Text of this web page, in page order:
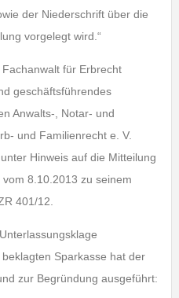
der Niederschrift über die
vorgelegt wird.“
für Erbrecht
geschäftsführendes
Anwalts-, Notar- und
und Familienrecht e. V.
Hinweis auf die Mitteilung
8.10.2013 zu seinem
401/12.
Sparkasse hat der
zur Begründung ausgeführt: